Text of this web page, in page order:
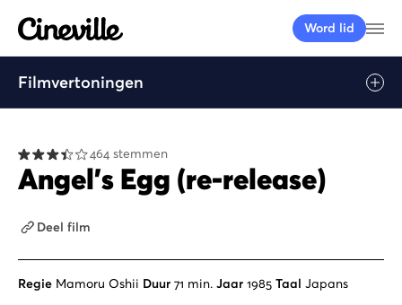
Cineville Logo
Word lid
Filmvertoningen
464 stemmen
Angel's Egg (re-release)
Deel film
Regie Mamoru Oshii Duur 71 min. Jaar 1985 Taal Japans